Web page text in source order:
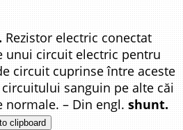
Rezistor electric conectat
unui circuit electric pentru
circuit cuprinse între aceste
sanguin pe alte căi
normale. – Din engl.shunt.
clipboard